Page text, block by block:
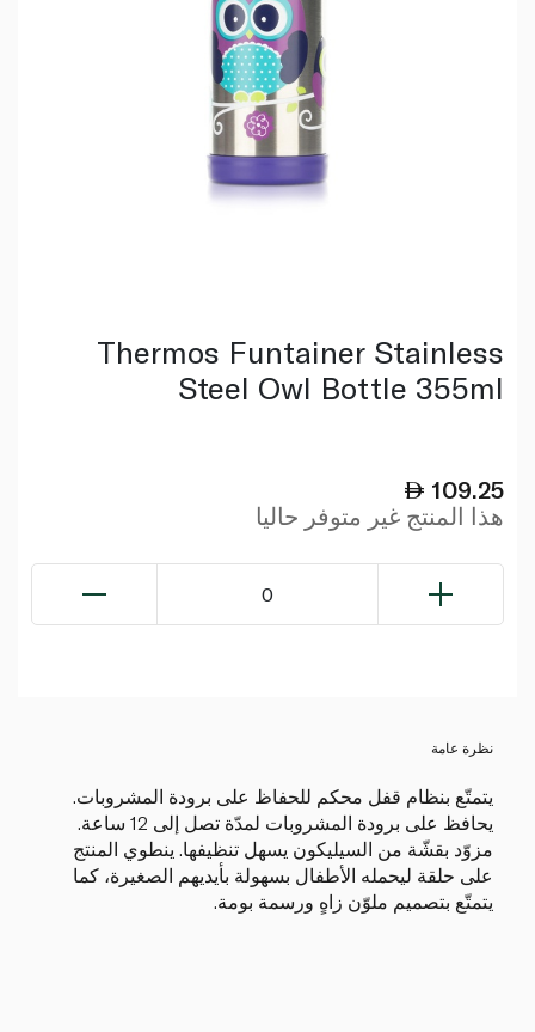
Thermos Funtainer Stainless
Steel Owl Bottle 355ml
109.25
هذا المنتج غير متوفر حاليا
0
نظرة عامة
يتمتّع بنظام قفل محكم للحفاظ على برودة المشروبات.
يحافظ على برودة المشروبات لمدّة تصل إلى 12 ساعة.
مزوّد بقشّة من السيليكون يسهل تنظيفها. ينطوي المنتج
على حلقة ليحمله الأطفال بسهولة بأيديهم الصغيرة، كما
يتمتّع بتصميم ملوّن زاهٍ ورسمة بومة.